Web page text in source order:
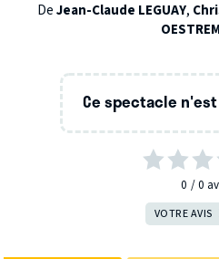
DeJean-Claude LEGUAY,
Ce spectacle
0 0
VOTRE AVIS